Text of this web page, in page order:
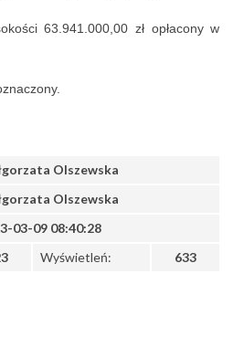
63.941.000,00 zł opłacony w
Olszewska
Wyświetleń: 633
Olszewska
03-09 08:40:28